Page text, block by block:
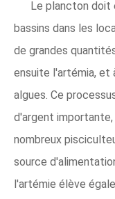
Le plancton
bassins dans les
de grandes
ensuite l'artémia, et
algues. Ce
d'argent
nombreux
source
l'artémie élève